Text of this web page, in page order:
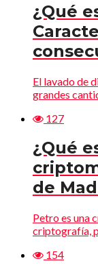
¿Qué
El lavado de
grandes
127
¿Qué
de
Petro es una
criptografía,
154